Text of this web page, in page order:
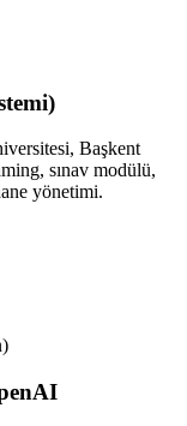
Başkent
sınav modülü,
yönetimi.